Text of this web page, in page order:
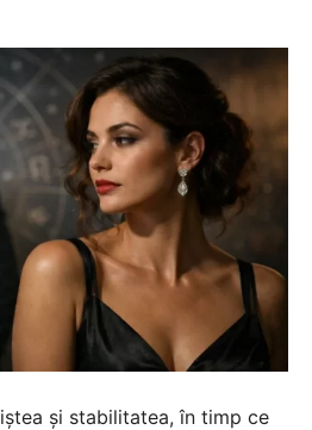
și stabilitatea, în timp ce